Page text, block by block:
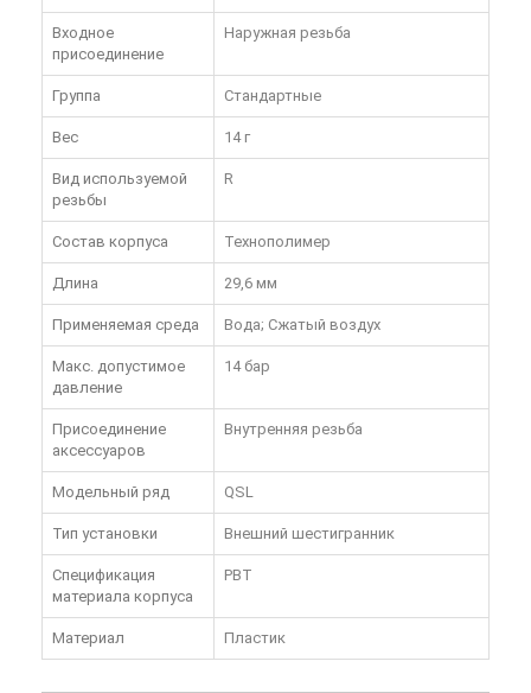
Входное
присоединение
Наружная резьба
Группа Стандартные
Вес 14 г
Вид используемой
резьбы
R
Состав корпуса Технополимер
Длина 29,6 мм
Применяемая среда Вода; Сжатый воздух
Макс. допустимое
давление
14 бар
Присоединение
аксессуаров
Внутренняя резьба
Модельный ряд QSL
Тип установки Внешний шестигранник
Спецификация
материала корпуса
PBT
Материал Пластик